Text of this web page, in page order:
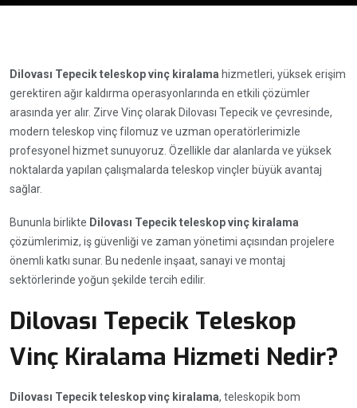
Dilovası Tepecik teleskop vinç kiralama hizmetleri, yüksek erişim
gerektiren ağır kaldırma operasyonlarında en etkili çözümler
arasında yer alır. Zirve Vinç olarak Dilovası Tepecik ve çevresinde,
modern teleskop vinç filomuz ve uzman operatörlerimizle
profesyonel hizmet sunuyoruz. Özellikle dar alanlarda ve yüksek
noktalarda yapılan çalışmalarda teleskop vinçler büyük avantaj
sağlar.
Bununla birlikte Dilovası Tepecik teleskop vinç kiralama
çözümlerimiz, iş güvenliği ve zaman yönetimi açısından projelere
önemli katkı sunar. Bu nedenle inşaat, sanayi ve montaj
sektörlerinde yoğun şekilde tercih edilir.
Dilovası Tepecik Teleskop
Vinç Kiralama Hizmeti Nedir?
Dilovası Tepecik teleskop vinç kiralama, teleskopik bom